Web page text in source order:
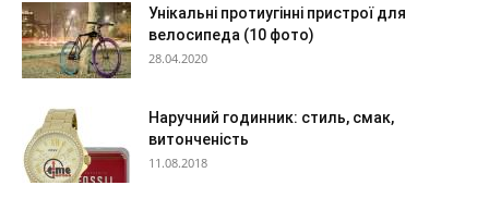
Унікальні протиугінні пристрої для
велосипеда (10 фото)
28.04.2020
Наручний годинник: стиль, смак,
витонченість
11.08.2018